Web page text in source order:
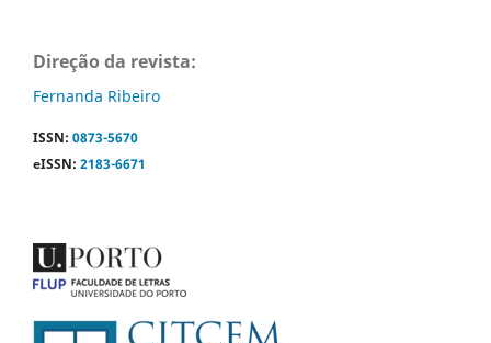
Direção da revista:
Fernanda Ribeiro
ISSN:0873-5670
eISSN:2183-6671